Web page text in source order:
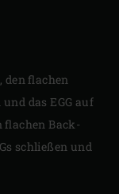
den flachen
das EGG auf
flachen Back-
schließen und